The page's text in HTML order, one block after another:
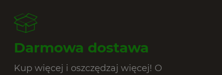
Darmowa dostawa
Kup więcej i oszczędzaj więcej! O